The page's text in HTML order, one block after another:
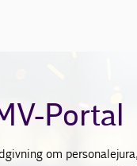
Portal
om